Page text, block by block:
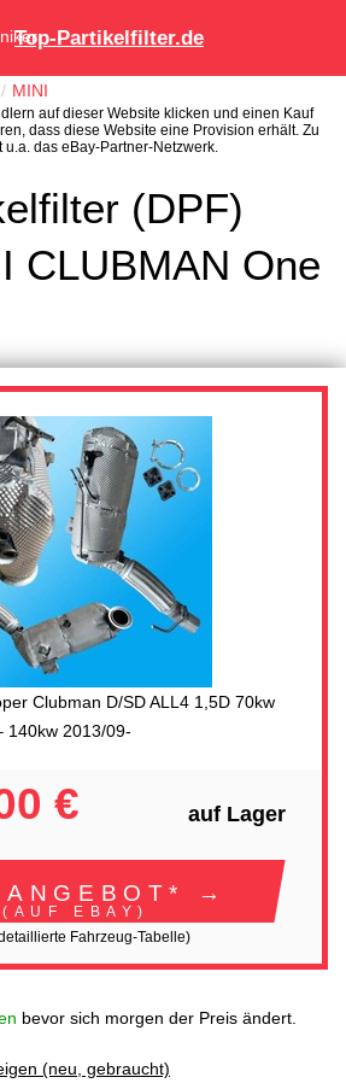
Top-Partikelfilter.de
MINI
auf dieser Website klicken und einen Kauf
dass diese Website eine Provision erhält. Zu
das eBay-Partner-Netzwerk.
(DPF)
CLUBMAN One
Clubman D/SD ALL4 1,5D 70kw
140kw 2013/09-
€ auf Lager
ANGEBOT* →
(AUF EBAY)
Fahrzeug-Tabelle)
bevor sich morgen der Preis ändert.
(neu, gebraucht)